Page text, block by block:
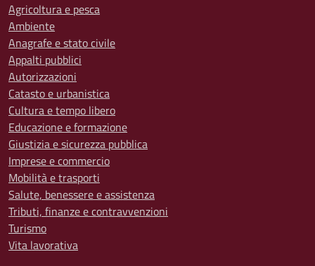
Agricoltura e pesca
Ambiente
Anagrafe e stato civile
Appalti pubblici
Autorizzazioni
Catasto e urbanistica
Cultura e tempo libero
Educazione e formazione
Giustizia e sicurezza pubblica
Imprese e commercio
Mobilità e trasporti
Salute, benessere e assistenza
Tributi, finanze e contravvenzioni
Turismo
Vita lavorativa